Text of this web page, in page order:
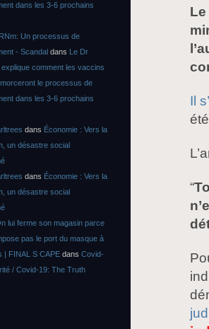
Il
“
dans les 3-6 prochains
Un processus de
- Scandal dans Le Dr
comment les vaccins
le processus de
dans les 3-6 prochains
dans Économie : Vers la
un désastre social
dans Économie : Vers la
un désastre social
lui ferme son magasin parce
pas le port du masque à
| FINAL S CAPE dans Covid-
/ Covid-19: The Truth